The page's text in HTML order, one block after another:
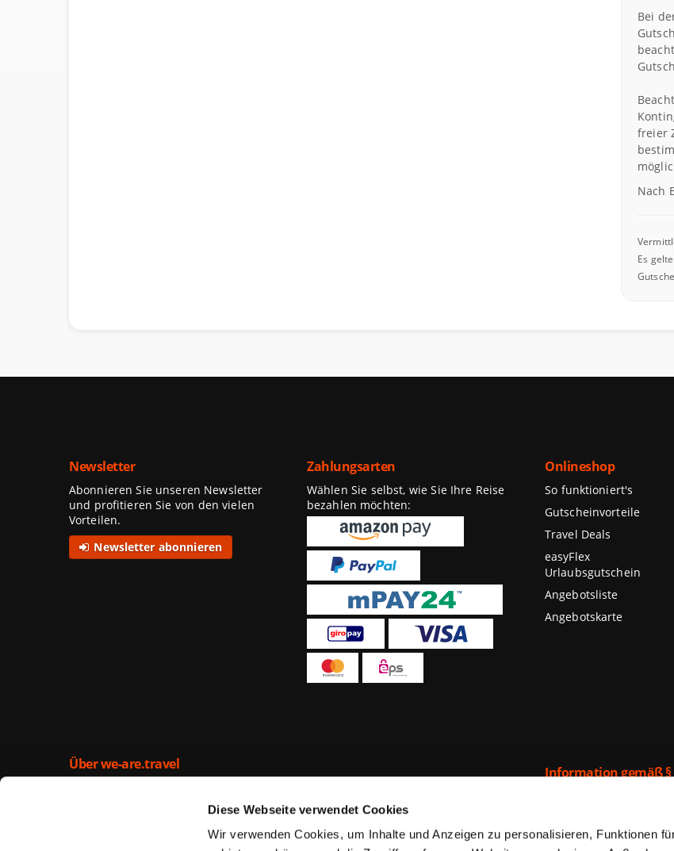
Diese Webseite verwendet Cookies
Wir verwenden Cookies, um Inhalte und Anzeigen zu personalisieren, Funktionen
Bei
freier
Nach
Es
Newsletter
Abonnieren Sie unseren Newsletter
und profitieren Sie von den vielen
Vorteilen.
Newsletter abonnieren
Zahlungsarten
Wählen Sie selbst, wie Sie Ihre Reise
bezahlen möchten:
Onlineshop
So funktioniert's
Gutscheinvorteile
Travel Deals
easyFlex
Urlaubsgutschein
Angebotsliste
Angebotskarte
Über we-are.travel
are.travel seit November 2013 ausgewählte Kurzurlaube in Form eines
Urlaubsgutscheins zum günstigen Preis kaufen. Urlaubsgutscheine von we-
are.travel können abhängig von Gültigkeit und Verfügbarkeit im jeweils
angegebenen, qualitätsgeprüften Hotel eingelöst werden und sind bis zu 70%
Information gemäß §
Über die von we-
Verträge mit Dritten
nimmt Zahlungen im